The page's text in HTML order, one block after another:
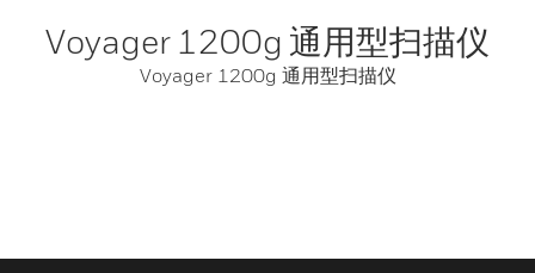
Voyager 1200g 通用型扫描仪
Voyager 1200g 通用型扫描仪